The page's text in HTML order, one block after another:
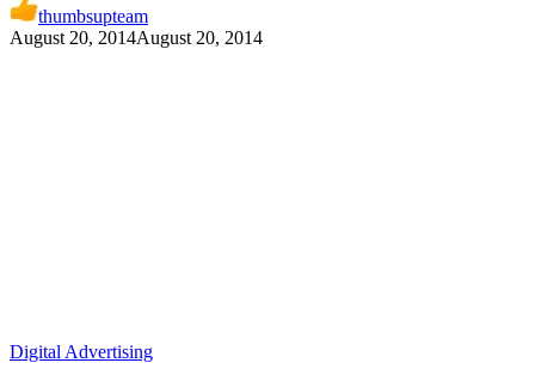
thumbsupteam
August 20, 2014August 20, 2014
Digital Advertising